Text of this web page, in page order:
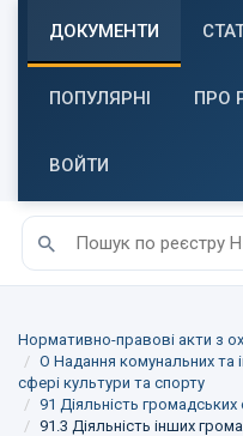
ДОКУМЕНТИ
ПОПУЛЯРНІ ПРО
ВОЙТИ
Нормативно-правові акти з
O Надання комунальних та
сфері культури та спорту
91 Діяльність громадських
91.3 Діяльність інших